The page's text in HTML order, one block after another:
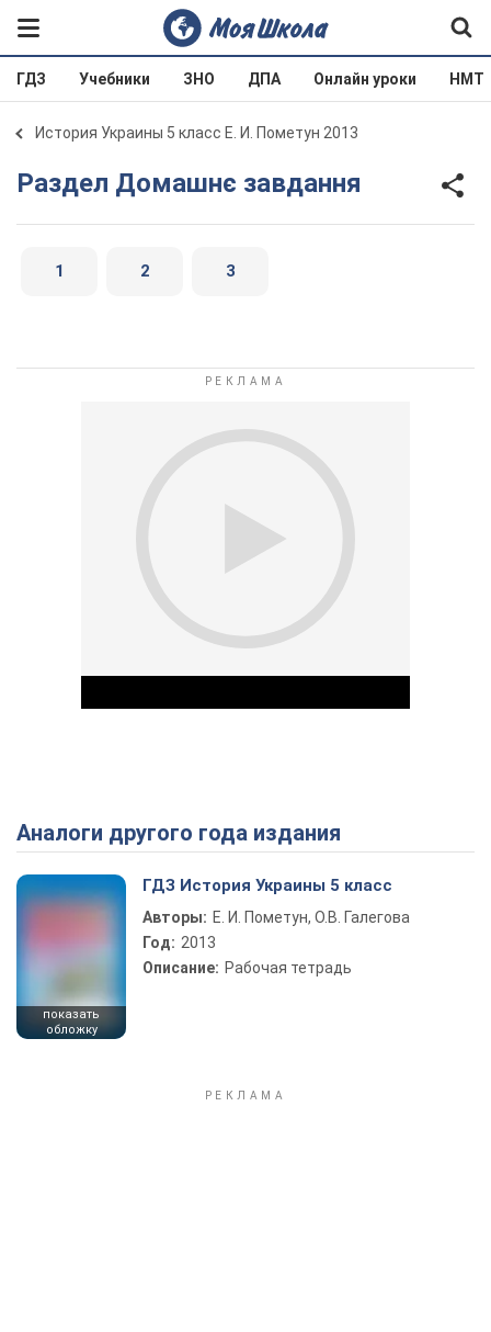
ГДЗ Учебники ЗНО ДПА Онлайн уроки НМТ
История Украины 5 класс Е. И. Пометун 2013
Раздел Домашнє завдання
1 2 3
Play Video
Аналоги другого года издания
показать
обложку
ГДЗ История Украины 5 класс
Авторы: Е. И. Пометун, О.В. Галегова
Год: 2013
Описание: Рабочая тетрадь